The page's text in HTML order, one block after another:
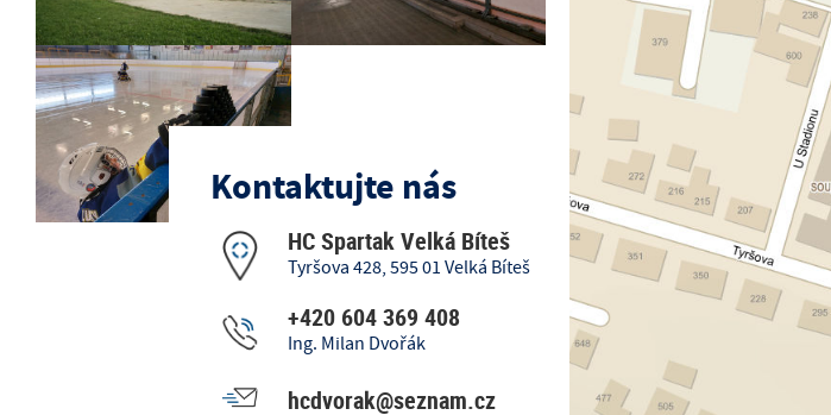
Kontaktujte nás
HC Spartak Velká Bíteš
Tyršova 428, 595 01 Velká Bíteš
+420 604 369 408
Ing. Milan Dvořák
hcdvorak@seznam.cz